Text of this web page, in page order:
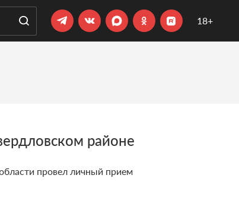
18+
районе
провел личный прием